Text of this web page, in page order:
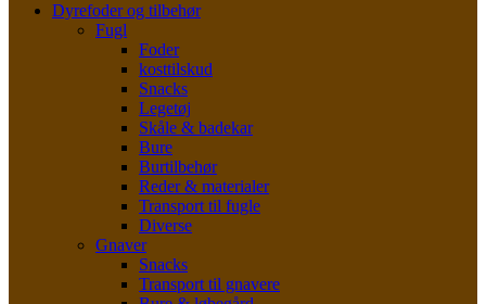
Dyrefoder og tilbehør
Fugl
Foder
kosttilskud
Snacks
Legetøj
Skåle & badekar
Bure
Burtilbehør
Reder & materialer
Transport til fugle
Diverse
Gnaver
Snacks
Transport til gnavere